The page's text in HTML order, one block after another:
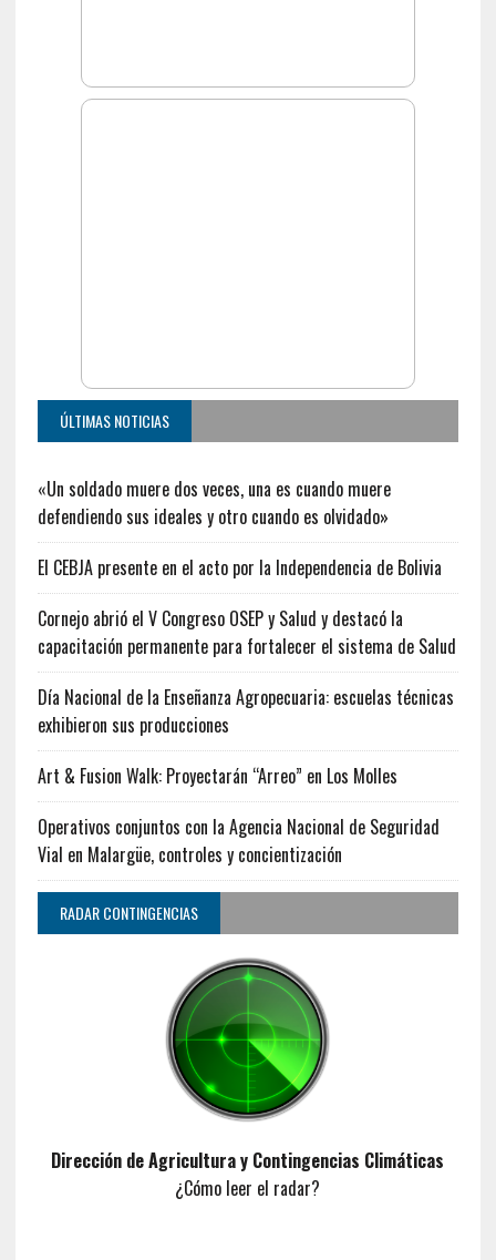
ÚLTIMAS NOTICIAS
«Un soldado muere dos veces, una es cuando muere
defendiendo sus ideales y otro cuando es olvidado»
El CEBJA presente en el acto por la Independencia de Bolivia
Cornejo abrió el V Congreso OSEP y Salud y destacó la
capacitación permanente para fortalecer el sistema de Salud
Día Nacional de la Enseñanza Agropecuaria: escuelas técnicas
exhibieron sus producciones
Art & Fusion Walk: Proyectarán “Arreo” en Los Molles
Operativos conjuntos con la Agencia Nacional de Seguridad
Vial en Malargüe, controles y concientización
RADAR CONTINGENCIAS
Dirección de Agricultura y Contingencias Climáticas
¿Cómo leer el radar?